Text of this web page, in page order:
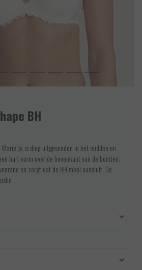
BH
Marie Jo is diep uitgesneden in het midden en
hart vorm over de bovenkant van de borsten.
en zorgt dat de BH mooi aansluit. De